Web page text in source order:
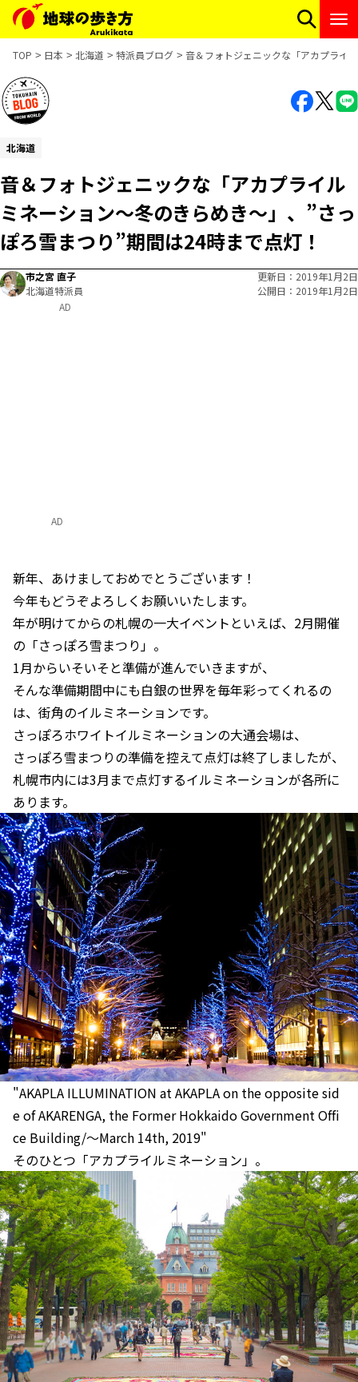
TOP 日本 北海道 特派員ブログ 音＆フォトジェニックな「アカプライ
北海道
音＆フォトジェニックな「アカプライル
ミネーション～冬のきらめき～」、”さっ
ぽろ雪まつり”期間は24時まで点灯！
市之宮 直子
北海道特派員
更新日
2019年1月2日
公開日
2019年1月2日
AD
新年、あけましておめでとうございます！
今年もどうぞよろしくお願いいたします。
年が明けてからの札幌の一大イベントといえば、2月開催
の「さっぽろ雪まつり」。
1月からいそいそと準備が進んでいきますが、
そんな準備期間中にも白銀の世界を毎年彩ってくれるの
は、街角のイルミネーションです。
さっぽろホワイトイルミネーションの大通会場は、
さっぽろ雪まつりの準備を控えて点灯は終了しましたが、
札幌市内には3月まで点灯するイルミネーションが各所に
あります。
"AKAPLA ILLUMINATION at AKAPLA on the opposite sid
e of AKARENGA, the Former Hokkaido Government Offi
ce Building/～March 14th, 2019"
そのひとつ「アカプライルミネーション」。
AD